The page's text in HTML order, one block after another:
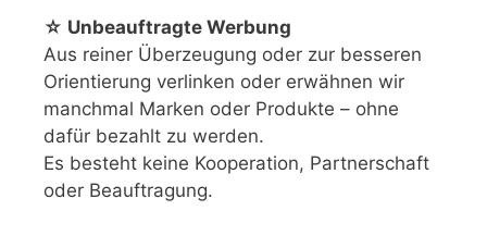
☆ Unbeauftragte Werbung
Aus reiner Überzeugung oder zur besseren
Orientierung verlinken oder erwähnen wir
manchmal Marken oder Produkte – ohne
dafür bezahlt zu werden.
Es besteht keine Kooperation, Partnerschaft
oder Beauftragung.